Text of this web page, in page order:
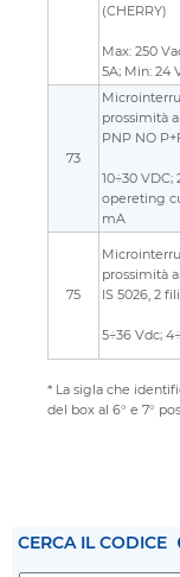
(CHERRY)
Max: 250
5A; Min: 24
73
prossimità
PNP NO
10÷30 VDC;
opereting
mA
75
prossimità
IS 5026, 2 fili
5÷36 Vdc;
* La sigla che
del box al 6° e 7°
CERCA IL CODICE